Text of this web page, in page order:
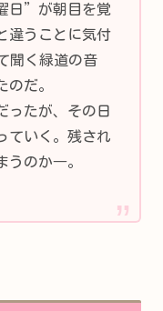
日”が朝目を覚
違うことに気付
聞く緑道の音
だ。
たが、その日
ていく。残され
うのか―。